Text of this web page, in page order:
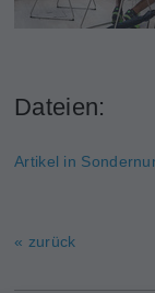
Dateien:
Artikel in
« zurück